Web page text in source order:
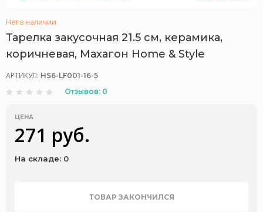
Нет в наличии
Тарелка закусочная 21.5 см, керамика,
коричневая, Махагон Home & Style
АРТИКУЛ: HS6-LF001-16-5
Отзывов: 0
ЦЕНА
271 руб.
На складе: 0
ТОВАР ЗАКОНЧИЛСЯ